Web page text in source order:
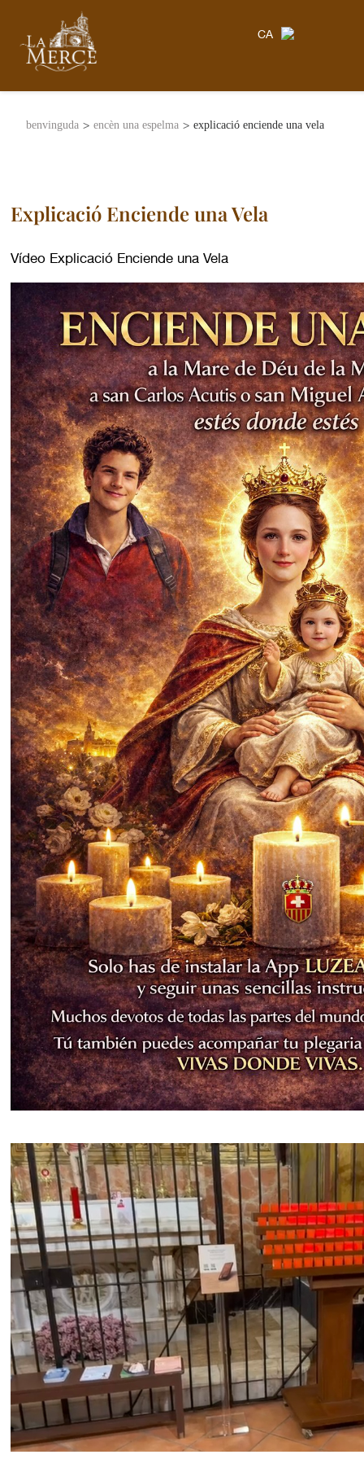
CA
benvinguda > encèn una espelma > explicació enciende una vela
Explicació Enciende una Vela
Vídeo Explicació Enciende una Vela